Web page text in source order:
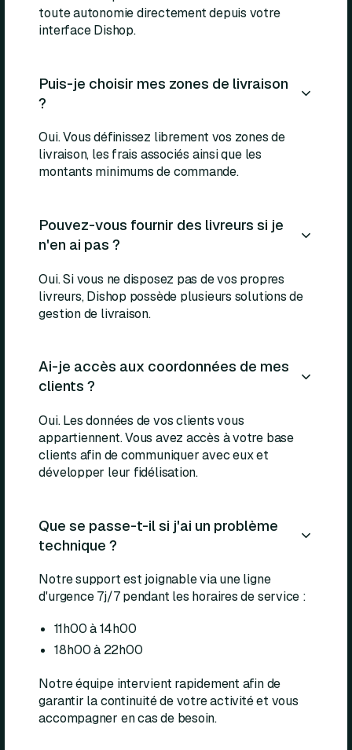
toute autonomie directement depuis votre
interface Dishop.
Puis-je choisir mes zones de livraison
?
Oui. Vous définissez librement vos zones de
livraison, les frais associés ainsi que les
montants minimums de commande.
Pouvez-vous fournir des livreurs si je
n'en ai pas ?
Oui. Si vous ne disposez pas de vos propres
livreurs, Dishop possède plusieurs solutions de
gestion de livraison.
Ai-je accès aux coordonnées de mes
clients ?
Oui. Les données de vos clients vous
appartiennent. Vous avez accès à votre base
clients afin de communiquer avec eux et
développer leur fidélisation.
Que se passe-t-il si j'ai un problème
technique ?
Notre support est joignable via une ligne
d'urgence 7j/7 pendant les horaires de service :
11h00 à 14h00
18h00 à 22h00
Notre équipe intervient rapidement afin de
garantir la continuité de votre activité et vous
accompagner en cas de besoin.